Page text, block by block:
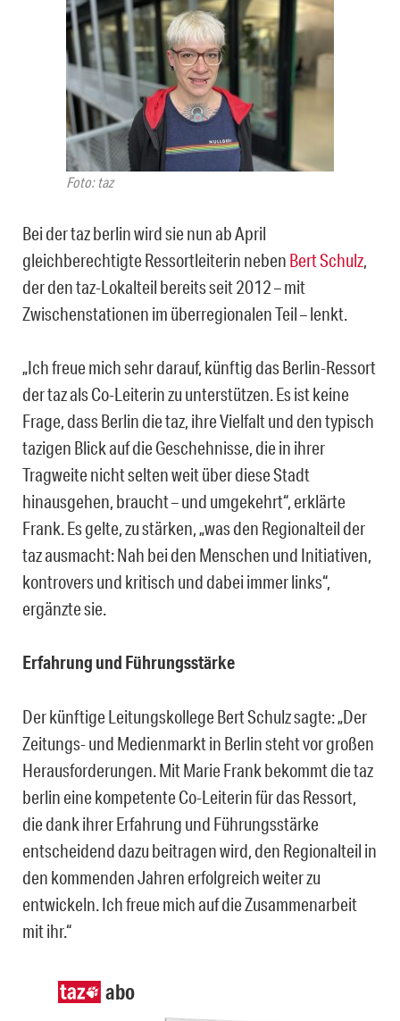
Foto: taz
Bei der taz berlin wird sie nun ab April
gleichberechtigte Ressortleiterin neben Bert Schulz,
der den taz-Lokalteil bereits seit 2012 – mit
Zwischenstationen im überregionalen Teil – lenkt.
„Ich freue mich sehr darauf, künftig das Berlin-Ressort
der taz als Co-Leiterin zu unterstützen. Es ist keine
Frage, dass Berlin die taz, ihre Vielfalt und den typisch
tazigen Blick auf die Geschehnisse, die in ihrer
Tragweite nicht selten weit über diese Stadt
hinausgehen, braucht – und umgekehrt“, erklärte
Frank. Es gelte, zu stärken, „was den Regionalteil der
taz ausmacht: Nah bei den Menschen und Initiativen,
kontrovers und kritisch und dabei immer links“,
ergänzte sie.
Erfahrung und Führungsstärke
Der künftige Leitungskollege Bert Schulz sagte: „Der
Zeitungs- und Medienmarkt in Berlin steht vor großen
Herausforderungen. Mit Marie Frank bekommt die taz
berlin eine kompetente Co-Leiterin für das Ressort,
die dank ihrer Erfahrung und Führungsstärke
entscheidend dazu beitragen wird, den Regionalteil in
den kommenden Jahren erfolgreich weiter zu
entwickeln. Ich freue mich auf die Zusammenarbeit
mit ihr.“
abo